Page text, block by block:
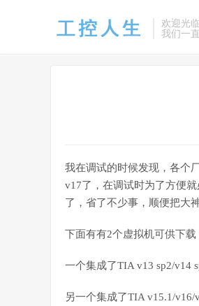
欢迎光临
我们一
我在调试的时候发现，各个
v17了，在调试时为了方便
了，省了不少事，顺便把大
下面有有2个虚拟机可供下载
一个集成了TIA v13 sp2/v14
另一个集成了TIA v15.1/v16/